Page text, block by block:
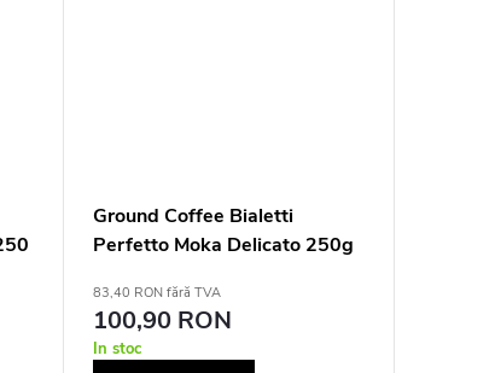
Ground Coffee Bialetti
Perfetto Moka Delicato 250g
83,40 RON fără TVA
100,90 RON
In stoc